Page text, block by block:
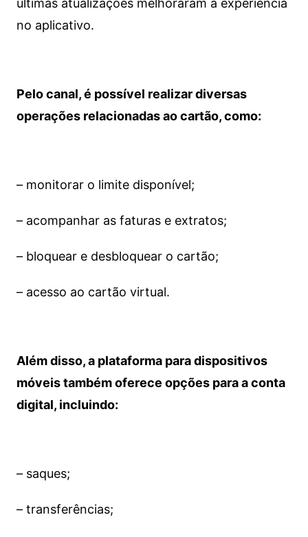
últimas atualizações melhoraram a experiência
no aplicativo.
Pelo canal, é possível realizar diversas
operações relacionadas ao cartão, como:
– monitorar o limite disponível;
– acompanhar as faturas e extratos;
– bloquear e desbloquear o cartão;
– acesso ao cartão virtual.
Além disso, a plataforma para dispositivos
móveis também oferece opções para a conta
digital, incluindo:
– saques;
– transferências;